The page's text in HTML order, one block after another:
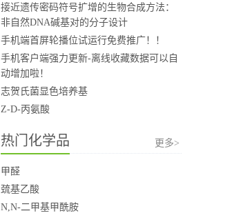
接近遗传密码符号扩增的生物合成方法：
非自然DNA碱基对的分子设计
手机端首屏轮播位试运行免费推广！！
手机客户端强力更新-离线收藏数据可以自
动增加啦！
志贺氏菌显色培养基
Z-D-丙氨酸
热门化学品 更多>
甲醛
巯基乙酸
N,N-二甲基甲酰胺